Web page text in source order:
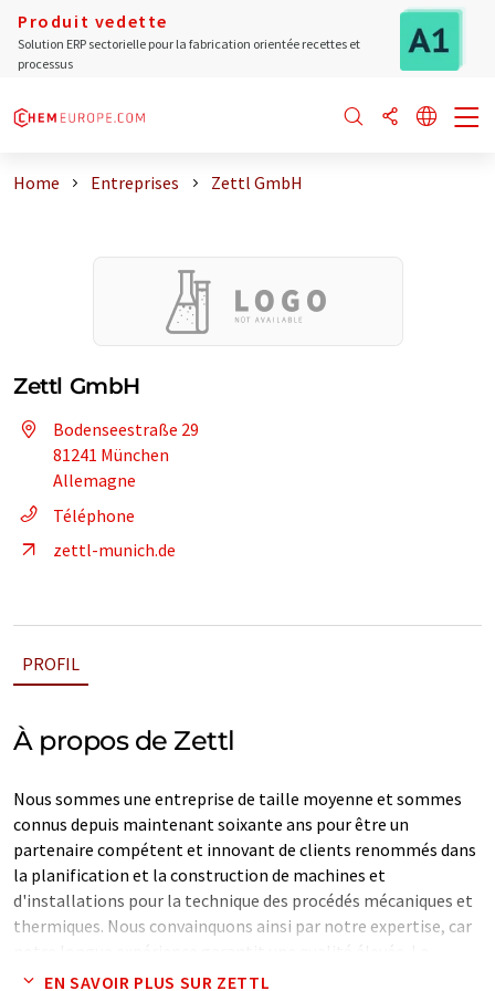
Produit vedette
Solution ERP sectorielle pour la fabrication orientée recettes et
processus
Home Entreprises Zettl GmbH
Zettl GmbH
Bodenseestraße 29
81241 München
Allemagne
Téléphone
zettl-munich.de
PROFIL
À propos de Zettl
Nous sommes une entreprise de taille moyenne et sommes
connus depuis maintenant soixante ans pour être un
partenaire compétent et innovant de clients renommés dans
la planification et la construction de machines et
d'installations pour la technique des procédés mécaniques et
thermiques. Nous convainquons ainsi par notre expertise, car
séchoir à palettes, le mélangeur, le granulateur et
EN SAVOIR PLUS SUR ZETTL